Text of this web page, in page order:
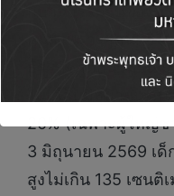
กับกิจกรรมรับของ
เพลงเพราะๆดนตรี
ธรรมชาติอันร่มรื่น
20% (เฉพาะผู้ใหญ่
3 มิถุนายน 2569 เด็
สูงไม่เกิน 135 เซน